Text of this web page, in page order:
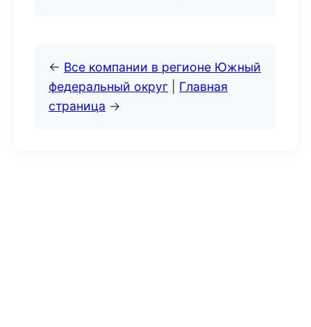
← Все компании в регионе Южный
федеральный округ
Главная
страница →